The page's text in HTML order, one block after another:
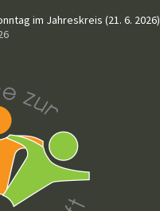
im Jahreskreis (21. 6. 2026)